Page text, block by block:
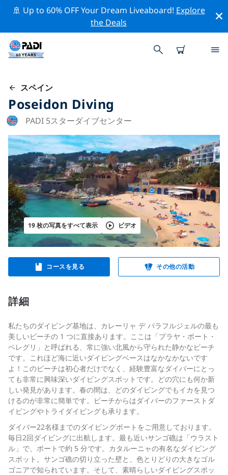
🚢 Up to 60% OFF Your Dream Liveaboard! Explore
the Deals
スペイン
Poseidon Diving
PADI 5スターダイブセンター
19 枚の写真をすべて表示 ビデオ
コースを見る その他の活動
詳細
私たちのダイビング基地は、カレーリャ デ パラフルジェルの最も
美しいビーチの 1 つに直接あります。ここは「プラヤ・ポート・
ペレグリ」と呼ばれる、常に強い北風から守られた静かなビーチ
です。これほど海に近いダイビングベースはなかなかないです
よ！このビーチは初心者だけでなく、経験豊富なダイバーにとっ
ても非常に興味深いダイビングスポットです。どの穴にも何か新
しい発見があります。春の間は、どのダイビングでもイカを見つ
けるのが非常に簡単です。ビーチからはダイバーのファーストダ
イビングやトライダイビングも承ります。
ダイバー22名様までのダイビングボートをご用意しております。
毎日2回ダイビングに出航します。最も近いサンゴ礁は「ウラスト
ル」で、ボートで約 5 分です。カタルーニャの有名なダイビング
スポット。サンゴ礁の切り立った壁と、色とりどりの大きなゴル
ゴニアで知られています。そして、素晴らしいダイビングスポッ